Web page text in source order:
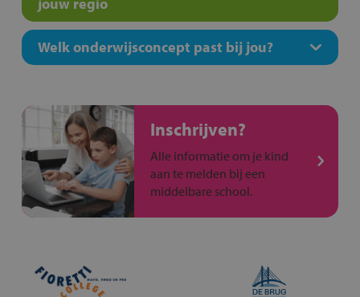
Welk onderwijsconcept past bij jou?
Inschrijven?
Alle informatie om je kind
aan te melden bij een
middelbare school.